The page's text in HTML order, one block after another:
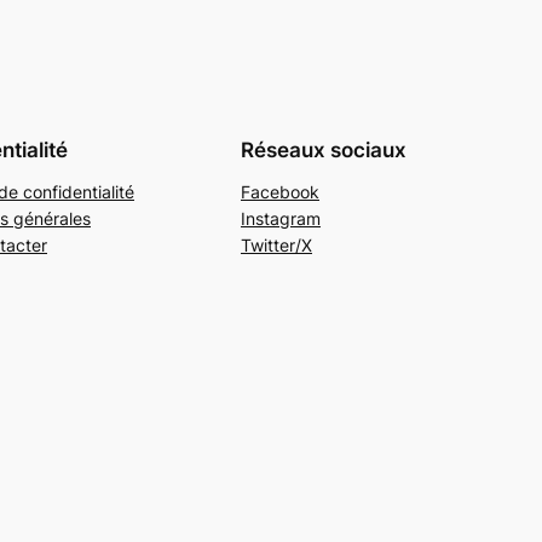
confidentialité
générales
Réseaux sociaux
Facebook
Instagram
Twitter/X